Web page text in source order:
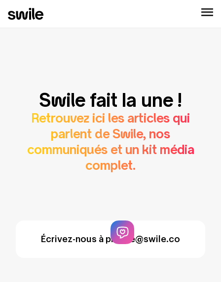
Swile fait la une !
Retrouvez ici les articles qui
parlent de Swile, nos
communiqués et un kit média
complet.
Écrivez-nous à presse@swile.co